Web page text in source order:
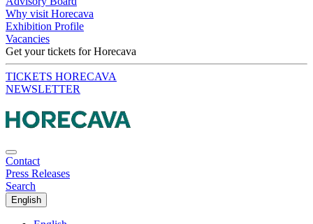
Why visit Horecava
Exhibition Profile
Vacancies
Get your tickets for Horecava
TICKETS HORECAVA
NEWSLETTER
Contact
Press Releases
Search
English